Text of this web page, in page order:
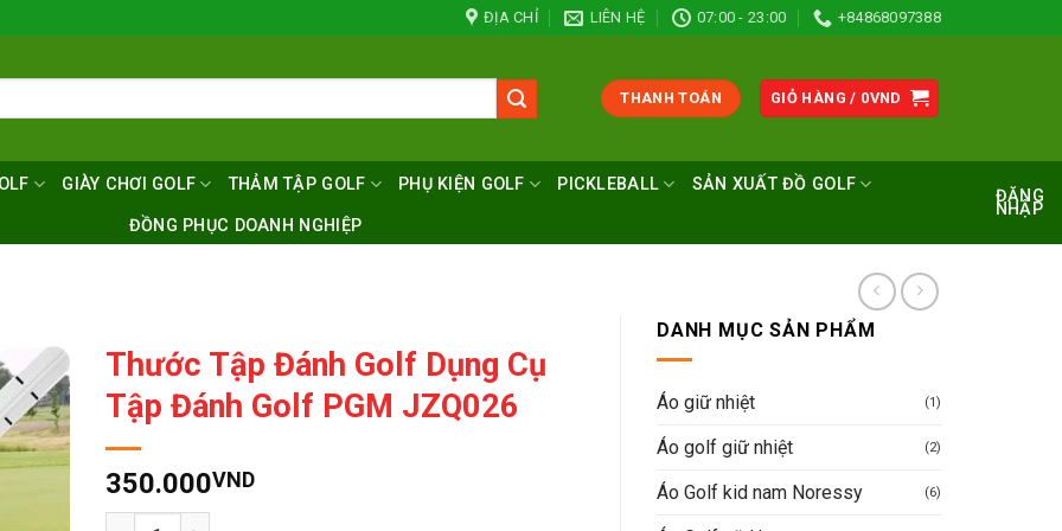
ĐỊA CHỈ LIÊN HỆ 07:00 - 23:00 +84868097388
THANH TOÁN GIỎ HÀNG / 0VND
GIÀY CHƠI GOLF THẢM TẬP GOLF PHỤ KIỆN GOLF PICKLEBALL SẢN XUẤT ĐỒ GOLF
ĐỒNG PHỤC DOANH NGHIỆP
ĐĂNG
NHẬP
DANH MỤC SẢN PHẨM
Áo giữ nhiệt (1)
Áo golf giữ nhiệt (2)
Áo Golf kid nam Noressy (6)
Thước Tập Đánh Golf Dụng Cụ
Tập Đánh Golf PGM JZQ026
350.000VND
Số lượng